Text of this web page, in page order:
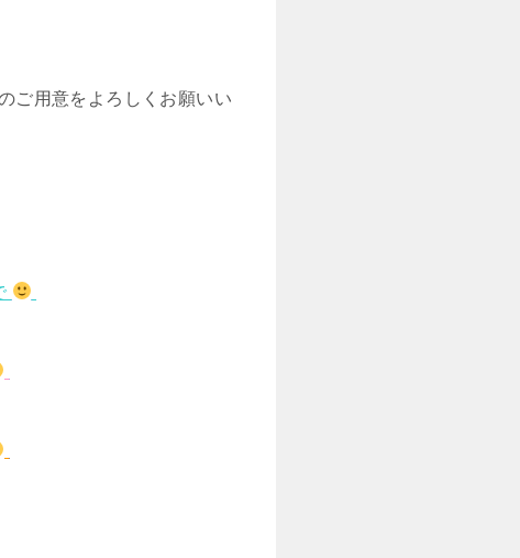
ご用意をよろしくお願いい